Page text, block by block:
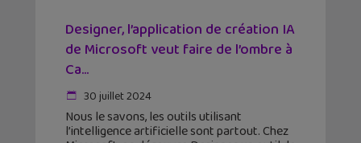
Designer, l’application de création IA
de Microsoft veut faire de l’ombre à
Ca...
30 juillet 2024
Nous le savons, les outils utilisant
l’intelligence artificielle sont partout. Chez